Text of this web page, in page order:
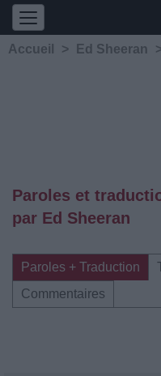
Accueil > Ed Sheeran >
Paroles et
par Ed Sheeran
Paroles + Traduction
Commentaires